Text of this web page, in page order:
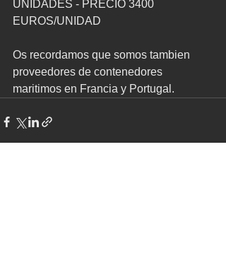
UNIDADES - PRECIO 3400
EUROS/UNIDAD
Os recordamos que somos tambien
proveedores de contenedores
maritimos en Francia y Portugal.